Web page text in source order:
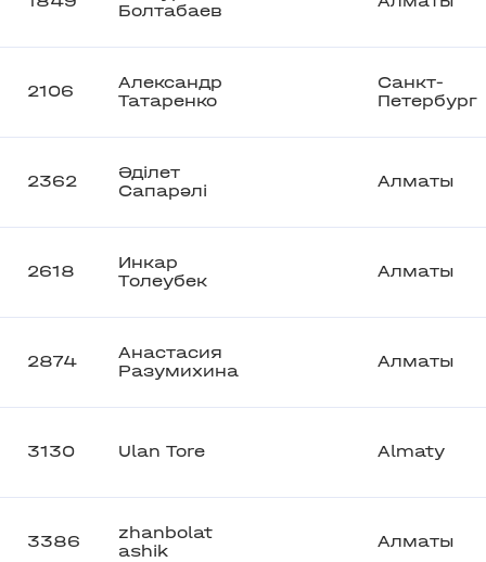
Болтабаев
2106
Александр
Татаренко
Санкт-
Петербург
2362
Әділет
Сапарәлі
Алматы
2618
Инкар
Tолеубек
Алматы
2874
Анастасия
Разумихина
Алматы
3130 Ulan Tore Almaty
3386
zhanbolat
ashik
Алматы